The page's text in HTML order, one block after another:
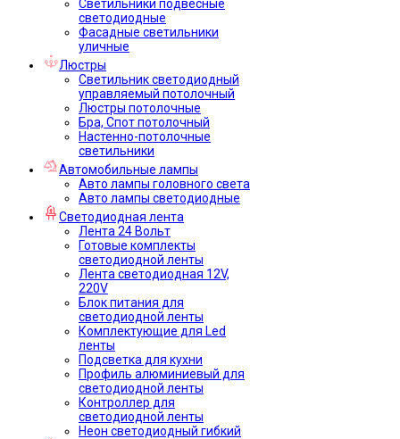
Светильники подвесные
светодиодные
Фасадные светильники
уличные
Люстры
Светильник светодиодный
управляемый потолочный
Люстры потолочные
Бра, Спот потолочный
Настенно-потолочные
светильники
Автомобильные лампы
Авто лампы головного света
Авто лампы светодиодные
Светодиодная лента
Лента 24 Вольт
Готовые комплекты
светодиодной ленты
Лента светодиодная 12V,
220V
Блок питания для
светодиодной ленты
Комплектующие для Led
ленты
Подсветка для кухни
Профиль алюминиевый для
светодиодной ленты
Контроллер для
светодиодной ленты
Неон светодиодный гибкий